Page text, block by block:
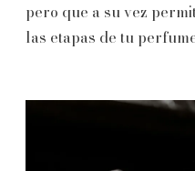
pero que a su vez
las etapas de tu